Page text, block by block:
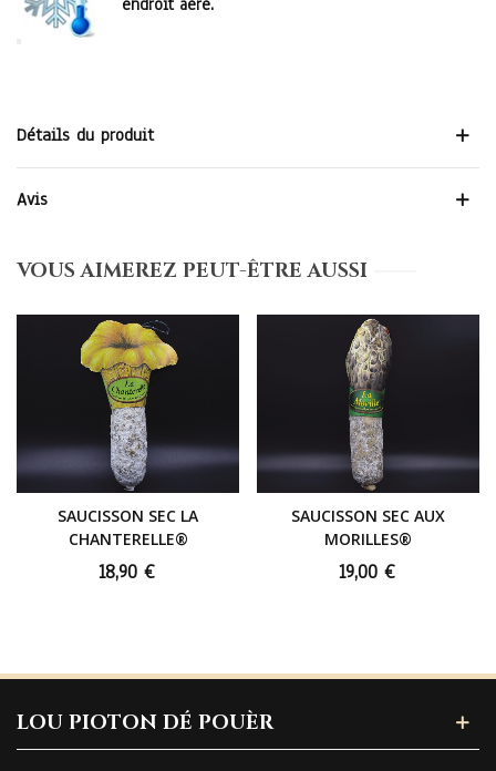
endroit aéré.
Détails du produit
Avis
VOUS AIMEREZ PEUT-ÊTRE AUSSI
SAUCISSON SEC LA
CHANTERELLE®
18,90 €
SAUCISSON SEC AUX
MORILLES®
19,00 €
LOU PIOTON DÉ POUÈR